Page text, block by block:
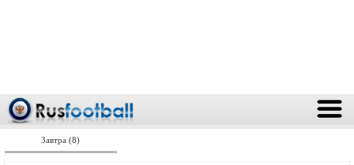
Завтра (8)